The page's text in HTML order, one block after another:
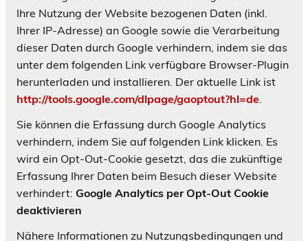
Ihre Nutzung der Website bezogenen Daten (inkl.
Ihrer IP-Adresse) an Google sowie die Verarbeitung
dieser Daten durch Google verhindern, indem sie das
unter dem folgenden Link verfügbare Browser-Plugin
herunterladen und installieren. Der aktuelle Link ist
http://tools.google.com/dlpage/gaoptout?hl=de
Sie können die Erfassung durch Google Analytics
verhindern, indem Sie auf folgenden Link klicken. Es
wird ein Opt-Out-Cookie gesetzt, das die zukünftige
Erfassung Ihrer Daten beim Besuch dieser Website
verhindert: Google Analytics per Opt-Out Cookie
deaktivieren
Nähere Informationen zu Nutzungsbedingungen und